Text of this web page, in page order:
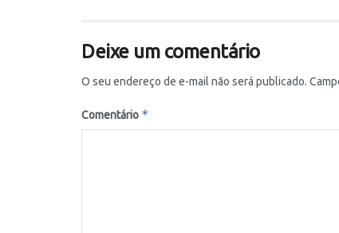
Deixe um comentário
O seu endereço de e-mail não será publicado.
Comentário *